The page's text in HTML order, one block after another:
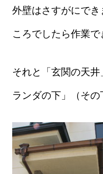
外壁はさすがにで
ころでしたら作業で
それと「玄関の天
ランダの下」（その